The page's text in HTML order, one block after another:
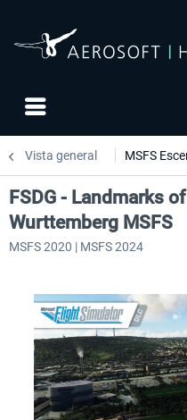
Vista general MSFS
FSDG - Landmarks
Wurttemberg MSFS
MSFS 2020 | MSFS 2024